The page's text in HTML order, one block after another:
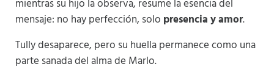
mientras su hijo la observa, resume la esencia del
mensaje: no hay perfección, solo presencia y amor.
Tully desaparece, pero su huella permanece como una
parte sanada del alma de Marlo.